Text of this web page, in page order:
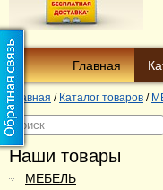
Главная
Главная / Каталог товаров /
Наши товары
МЕБЕЛЬ